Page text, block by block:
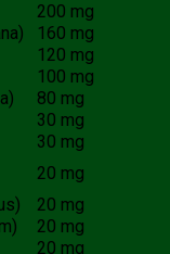
200 mg
160 mg
120 mg
100 mg
80 mg
30 mg
30 mg
20 mg
20 mg
20 mg
20 mg